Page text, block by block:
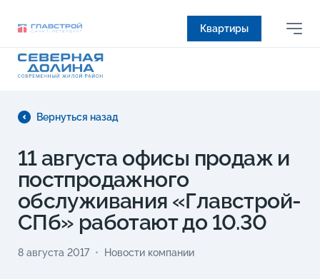
Квартиры
Вернуться назад
11 августа офисы продаж и
постпродажного
обслуживания «Главстрой-
СПб» работают до 10.30
8 августа 2017 Новости компании